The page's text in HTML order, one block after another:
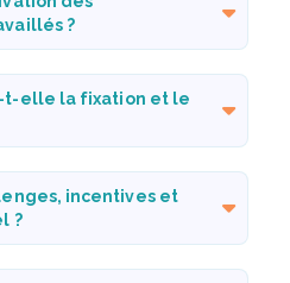
?
t-elle la fixation et le
incentives et
?